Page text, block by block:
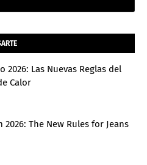
2026: Las Nuevas Reglas del
Calor
2026: The New Rules for Jeans